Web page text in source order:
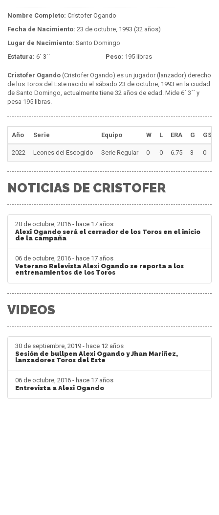
Nombre Completo: Cristofer Ogando
Fecha de Nacimiento: 23 de octubre, 1993 (32 años)
Lugar de Nacimiento: Santo Domingo
Estatura: 6´ 3´´ Peso: 195 libras
Cristofer Ogando (Cristofer Ogando) es un jugador (lanzador) derecho
de los Toros del Este nacido el sábado 23 de octubre, 1993 en la ciudad
de Santo Domingo, actualmente tiene 32 años de edad. Mide 6´ 3´´ y
pesa 195 libras.
Año Serie Equipo W L ERA G GS
2022 Leones del Escogido Serie Regular 0 0 6.75 3 0
NOTICIAS DE CRISTOFER
20 de octubre, 2016 - hace 17 años
Alexi Ogando será el cerrador de los Toros en el inicio
de la campaña
06 de octubre, 2016 - hace 17 años
Veterano Relevista Alexi Ogando se reporta a los
entrenamientos de los Toros
VIDEOS
30 de septiembre, 2019 - hace 12 años
Sesión de bullpen Alexi Ogando y Jhan Maríñez,
lanzadores Toros del Este
06 de octubre, 2016 - hace 17 años
Entrevista a Alexi Ogando